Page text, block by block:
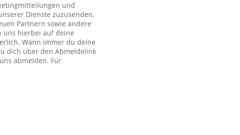
und
Dienste zuzusenden.
Partnern sowie andere
uns hierbei auf deine
Wann immer du deine
dich über den Abmeldelink
abmelden. Für